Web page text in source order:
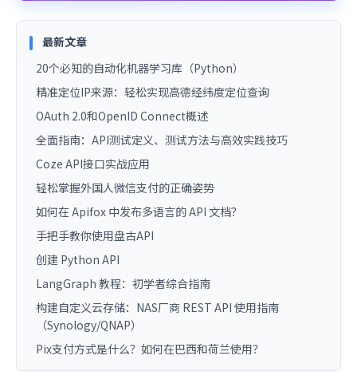
最新文章
20个必知的自动化机器学习库（Python）
精准定位IP来源：轻松实现高德经纬度定位查询
OAuth 2.0和OpenID Connect概述
全面指南：API测试定义、测试方法与高效实践技巧
Coze API接口实战应用
轻松掌握外国人微信支付的正确姿势
如何在 Apifox 中发布多语言的 API 文档？
手把手教你使用盘古API
创建 Python API
LangGraph 教程：初学者综合指南
构建自定义云存储：NAS厂商 REST API 使用指南
（Synology/QNAP）
Pix支付方式是什么？如何在巴西和荷兰使用？